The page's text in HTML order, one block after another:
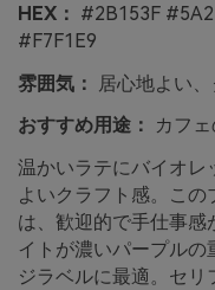
HEX： #2B153F
#F7F1E9
雰囲気：
居心地よい
おすすめ用途：
カフ
温かいラテにバイオレ
よいクラフト感。こ
は、歓迎的で手仕事感
イトが濃いパープル
ジラベルに最適。セ